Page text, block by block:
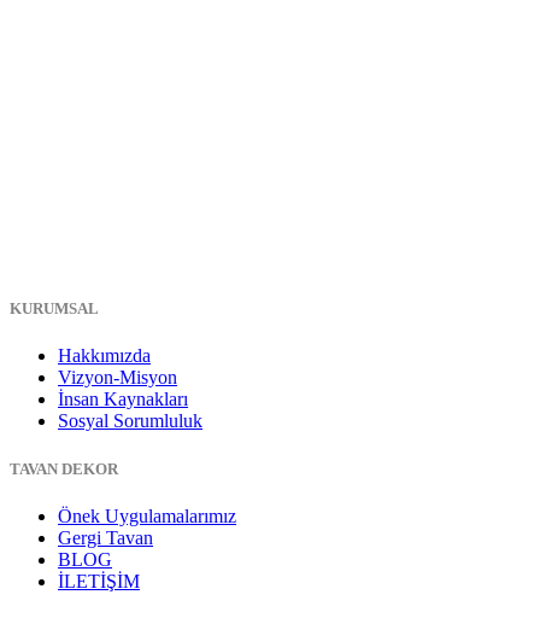
KURUMSAL
Hakkımızda
Vizyon-Misyon
İnsan Kaynakları
Sosyal Sorumluluk
TAVAN DEKOR
Önek Uygulamalarımız
Gergi Tavan
BLOG
İLETİŞİM